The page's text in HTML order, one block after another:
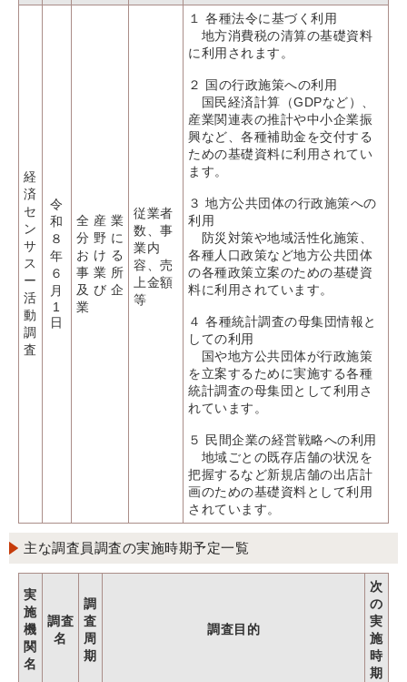
経
済
セ
ン
サ
ス
ー
活
動
調
査
令
和
８
年
６
月
1
日
全産業
分野に
おける
事業所
及び企
業
従業者
数、事
業内
容、売
上金額
等
１ 各種法令に基づく利用
地方消費税の清算の基礎資料
に利用されます。
２ 国の行政施策への利用
国民経済計算（GDPなど）、
産業関連表の推計や中小企業振
興など、各種補助金を交付する
ための基礎資料に利用されてい
ます。
３ 地方公共団体の行政施策への
利用
防災対策や地域活性化施策、
各種人口政策など地方公共団体
の各種政策立案のための基礎資
料に利用されています。
４ 各種統計調査の母集団情報と
しての利用
国や地方公共団体が行政施策
を立案するために実施する各種
統計調査の母集団として利用さ
れています。
５ 民間企業の経営戦略への利用
地域ごとの既存店舗の状況を
把握するなど新規店舗の出店計
画のための基礎資料として利用
されています。
主な調査員調査の実施時期予定一覧
実
施
機
関
名
調査
名
調
査
周
期
調査目的
次
の
実
施
時
期